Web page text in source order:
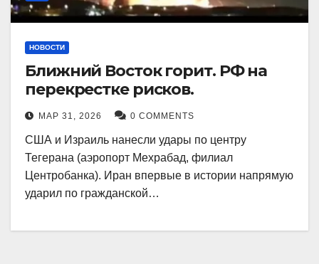
НОВОСТИ
Ближний Восток горит. РФ на
перекрестке рисков.
МАР 31, 2026 0 COMMENTS
США и Израиль нанесли удары по центру
Тегерана (аэропорт Мехрабад, филиал
Центробанка). Иран впервые в истории напрямую
ударил по гражданской…